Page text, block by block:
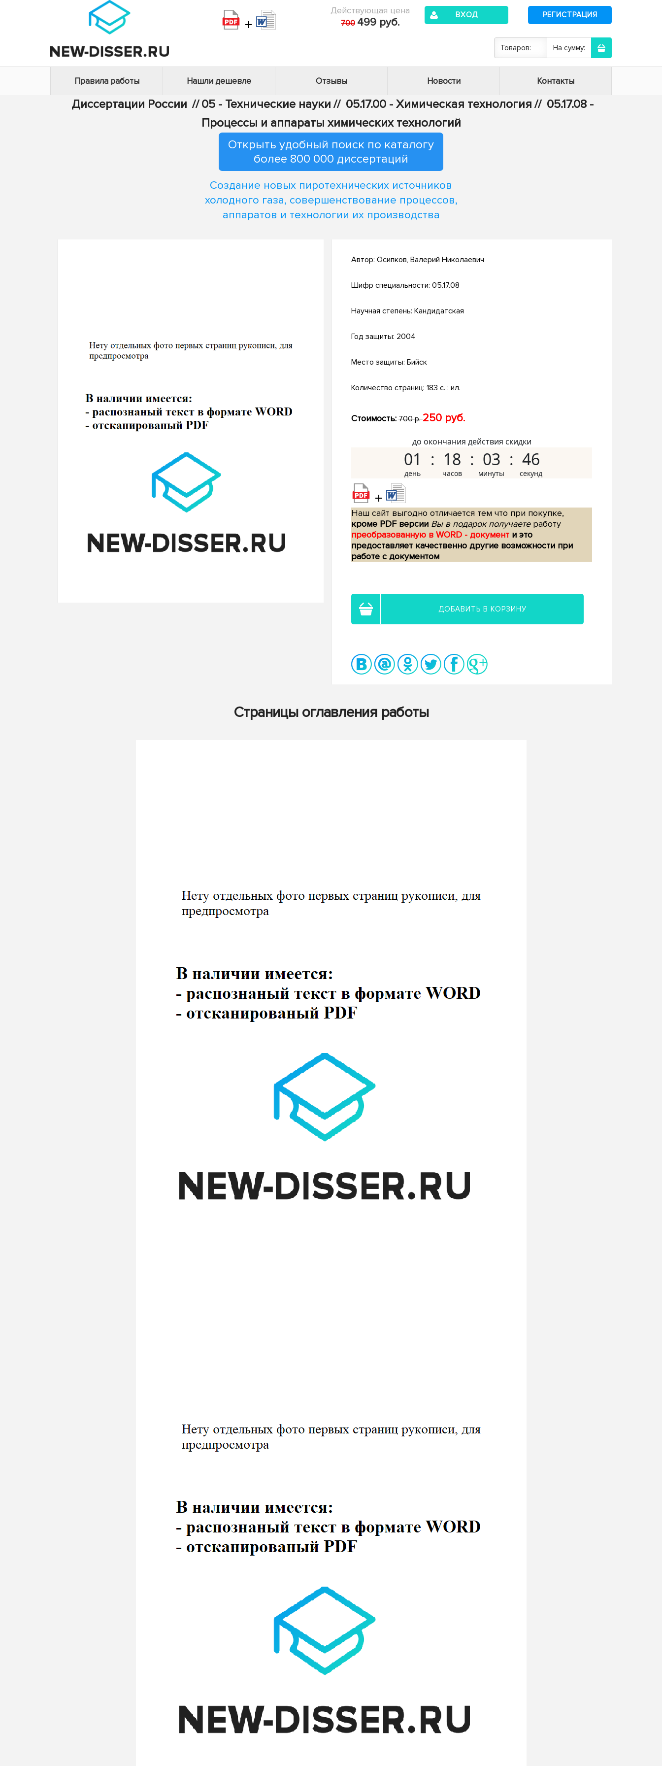
+
Действующая цена
700 499 руб.
ВХОД РЕГИСТРАЦИЯ
Товаров: На сумму:
Правила работы Нашли дешевле Отзывы Новости Контакты
Диссертации России // 05 - Технические науки // 05.17.00 - Химическая технология // 05.17.08 -
Процессы и аппараты химических технологий
Открыть удобный поиск по каталогу
более 800 000 диссертаций
Создание новых пиротехнических источников
холодного газа, совершенствование процессов,
аппаратов и технологии их производства
Автор: Осипков, Валерий Николаевич
Шифр специальности: 05.17.08
Научная степень: Кандидатская
Год защиты: 2004
Место защиты: Бийск
Количество страниц: 183 с. : ил.
Стоимость: 700 р.250 руб.
до окончания действия скидки
01 18 03 45
+
Наш сайт выгодно отличается тем что при покупке,
кроме PDF версии Вы в подарок получаетеработу
преобразованную в WORD - документ и это
предоставляет качественно другие возможности при
работе с документом
ДОБАВИТЬ В КОРЗИНУ
Страницы оглавления работы